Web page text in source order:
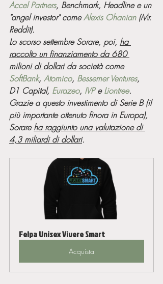
Accel Partners, Benchmark, Headline e un
"angel investor" come Alexis Ohanian (Mr.
Reddit).
Lo scorso settembre Sorare, poi, ha
raccolto un finanziamento da 680
milioni di dollari da società come
SoftBank, Atomico, Bessemer Ventures,
D1 Capital, Eurazeo, IVP e Liontree.
Grazie a questo investimento di Serie B (il
più importante ottenuto finora in Europa),
Sorare ha raggiunto una valutazione di
4,3 miliardi di dollari.
Felpa Unisex Vivere Smart
Acquista